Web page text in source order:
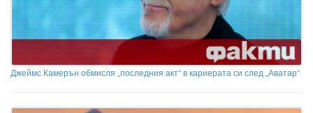
Джеймс Камерън обмисля „последния акт“ в кариерата си след „Аватар“